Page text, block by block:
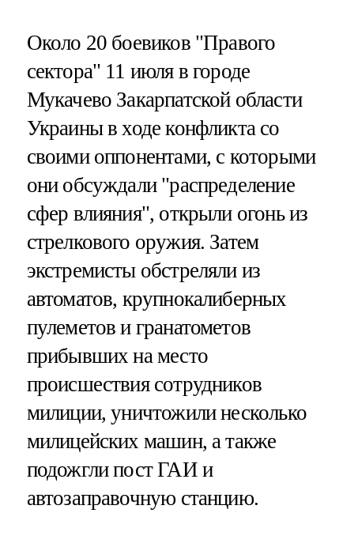
Около 20 боевиков "Правого
сектора" 11 июля в городе
Мукачево Закарпатской области
Украины в ходе конфликта со
своими оппонентами, с которыми
они обсуждали "распределение
сфер влияния", открыли огонь из
стрелкового оружия. Затем
экстремисты обстреляли из
автоматов, крупнокалиберных
пулеметов и гранатометов
прибывших на место
происшествия сотрудников
милиции, уничтожили несколько
милицейских машин, а также
подожгли пост ГАИ и
автозаправочную станцию.